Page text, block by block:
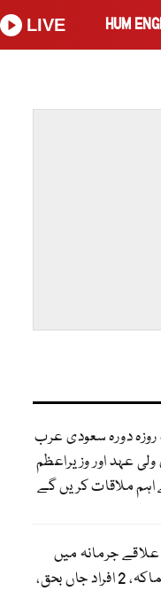
HUM
LIVE
دورہ سعودی عرب
عہد اور وزیراعظم
ملاقات کریں گے
جرمانہ میں
منی بس میں دھماکہ، 2 افراد جاں بحق،